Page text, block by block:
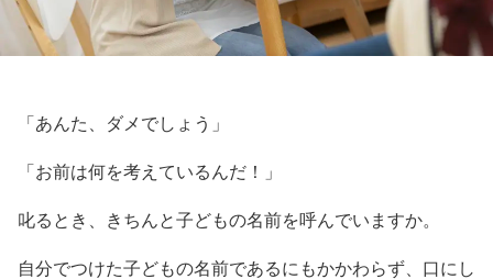
「あんた、ダメでしょう」
「お前は何を考えているんだ！」
叱るとき、きちんと子どもの名前を呼んでいますか。
自分でつけた子どもの名前であるにもかかわらず、口にし